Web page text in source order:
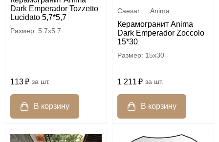
Dark Emperador Tozzetto
Lucidato 5,7*5,7
5.7x5.7
113 шт.
Caesar Anima
Керамогранит Anima
Dark Emperador Zoccolo
15*30
15x30
1 211 шт.